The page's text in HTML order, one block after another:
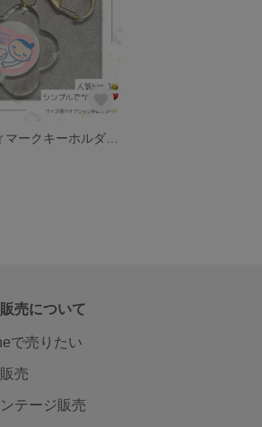
マタニティマークキーホルダー(クリアカラー)
売について
で売りたい
売
テージ販売